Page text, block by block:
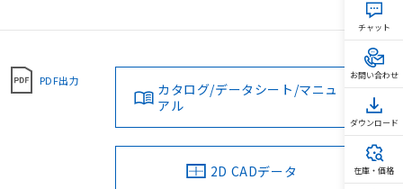
PDF出力
カタログ/データシート/マニュ
アル
2D CADデータ
チャット
お問い合わせ
ダウンロード
在庫・価格